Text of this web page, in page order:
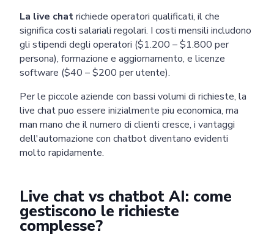
La live chatrichiede operatori qualificati, il che
significa costi salariali regolari. I costi mensili includono
gli stipendi degli operatori ($1.200 – $1.800 per
persona), formazione e aggiornamento, e licenze
software ($40 – $200 per utente).
Per le piccole aziende con bassi volumi di richieste, la
live chat puo essere inizialmente piu economica, ma
man mano che il numero di clienti cresce, i vantaggi
dell'automazione con chatbot diventano evidenti
molto rapidamente.
Live chat vs chatbot AI: come
gestiscono le richieste
complesse?